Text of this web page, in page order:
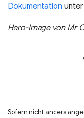
Dokumentation unter
Hero-Image von Mr
Sofern nicht anders